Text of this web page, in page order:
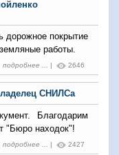
дорожное покрытие
работы.
подробнее ... | 2646
СНИЛСа
Благодарим
"Бюро находок"!
подробнее ... | 2427